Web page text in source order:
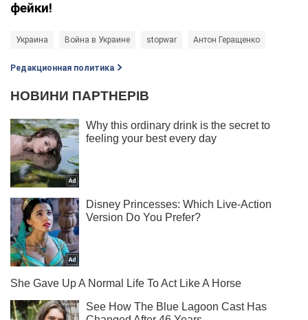
фейки!
Украина Война в Украине stopwar Антон Геращенко
Редакционная политика